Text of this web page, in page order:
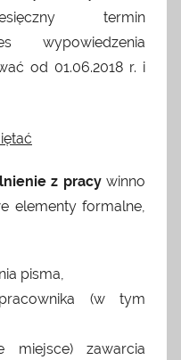
termin
wypowiedzenia
od 01.06.2018 r. i
z pracy winno
elementy formalne,
pisma,
(w tym
miejsce) zawarcia